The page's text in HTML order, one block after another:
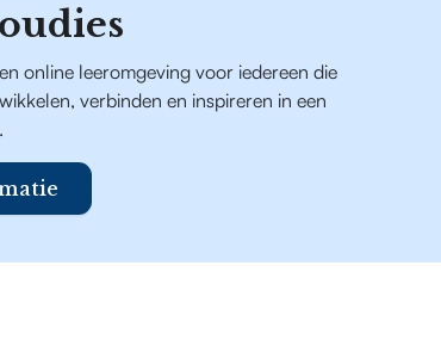
online leeromgeving voor iedereen die
verbinden en inspireren in een